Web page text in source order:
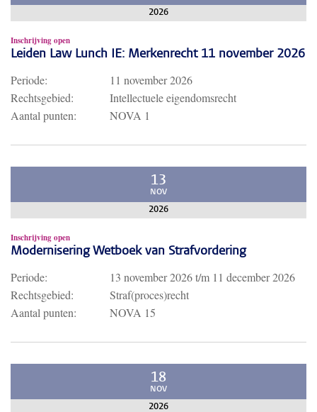
2026
Inschrijving open
Leiden Law Lunch IE: Merkenrecht 11 november 2026
Periode:
11 november 2026
Rechtsgebied:
Intellectuele eigendomsrecht
Aantal punten:
NOVA 1
13
NOV
2026
Inschrijving open
Modernisering Wetboek van Strafvordering
Periode: 13 november 2026t/m 11 december 2026
Rechtsgebied:
Straf(proces)recht
Aantal punten:
NOVA 15
18
NOV
2026